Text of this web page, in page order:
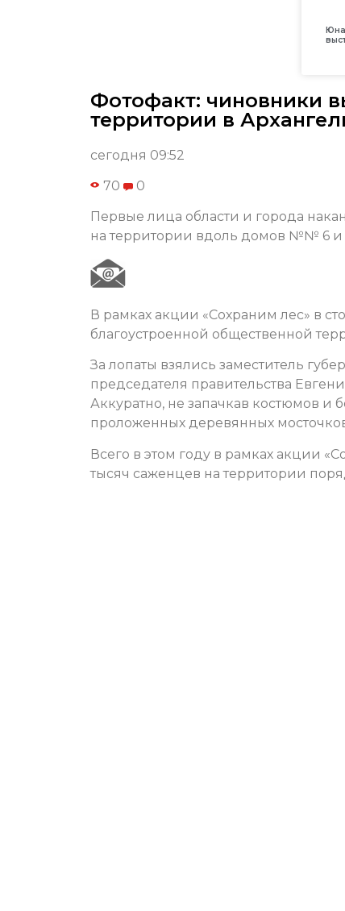
Фотофакт: чиновники
территории в
сегодня 09:52
70 0
Первые лица области и города
на территории вдоль домов №№ 6 и
В рамках акции «Сохраним лес» в
благоустроенной общественной
За лопаты взялись заместитель
председателя правительства
Аккуратно, не запачкав костюмов
проложенных деревянных
Всего в этом году в рамках акции
тысяч саженцев на территории